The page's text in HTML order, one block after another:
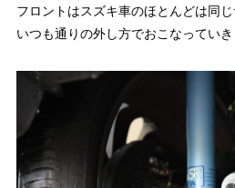
フロントはスズキ車のほとんどは同じ
いつも通りの外し方でおこなっていき